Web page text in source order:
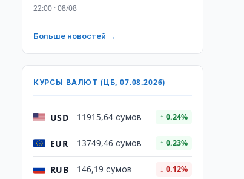
22:00 · 08/08
Больше новостей →
КУРСЫ ВАЛЮТ (ЦБ, 07.08.2026)
USD 11915,64 сумов ↑ 0.24%
EUR 13749,46 сумов ↑ 0.23%
RUB 146,19 сумов ↓ 0.12%